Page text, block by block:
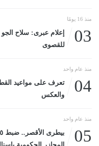
منذ 16 يومًا
03
إعلام عبرى: سلاح الجو
للقصوى
منذ عام واحد
04
تعرف على مواعيد
والعكس
منذ عام واحد
05